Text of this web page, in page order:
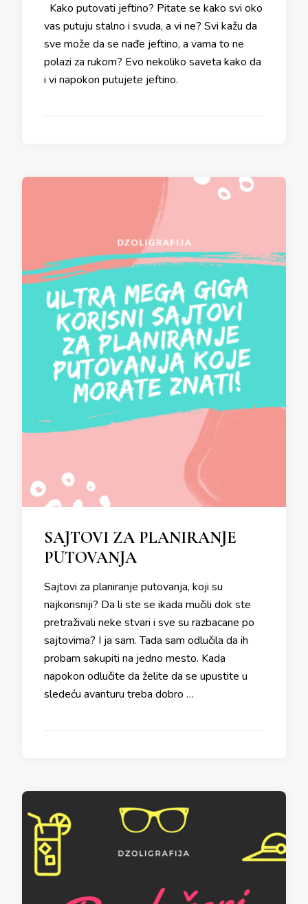
Kako putovati jeftino? Pitate se kako svi oko
vas putuju stalno i svuda, a vi ne? Svi kažu da
sve može da se nađe jeftino, a vama to ne
polazi za rukom? Evo nekoliko saveta kako da
i vi napokon putujete jeftino.
SAJTOVI ZA PLANIRANJE
PUTOVANJA
Sajtovi za planiranje putovanja, koji su
najkorisniji? Da li ste se ikada mučili dok ste
pretraživali neke stvari i sve su razbacane po
sajtovima? I ja sam. Tada sam odlučila da ih
probam sakupiti na jedno mesto. Kada
napokon odlučite da želite da se upustite u
sledeću avanturu treba dobro …